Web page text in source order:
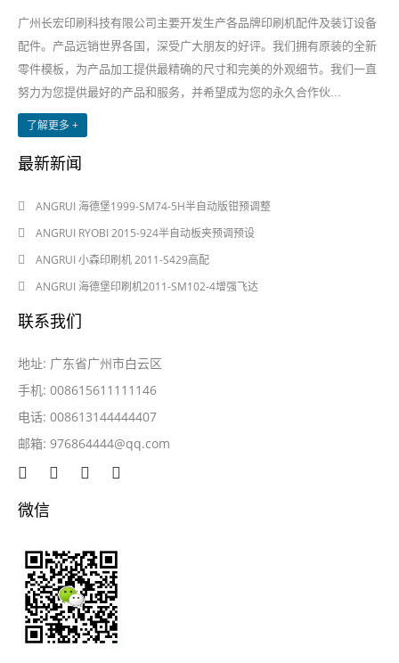
广州长宏印刷科技有限公司主要开发生产各品牌印刷机配件及装订设备
配件。产品远销世界各国，深受广大朋友的好评。我们拥有原装的全新
零件模板，为产品加工提供最精确的尺寸和完美的外观细节。我们一直
努力为您提供最好的产品和服务，并希望成为您的永久合作伙...
了解更多 +
最新新闻
ANGRUI 海德堡1999-SM74-5H半自动版钳预调整
ANGRUI RYOBI 2015-924半自动板夹预调预设
ANGRUI 小森印刷机 2011-S429高配
ANGRUI 海德堡印刷机2011-SM102-4增强飞达
联系我们
地址: 广东省广州市白云区
手机: 008615611111146
电话: 008613144444407
邮箱: 976864444@qq.com
微信